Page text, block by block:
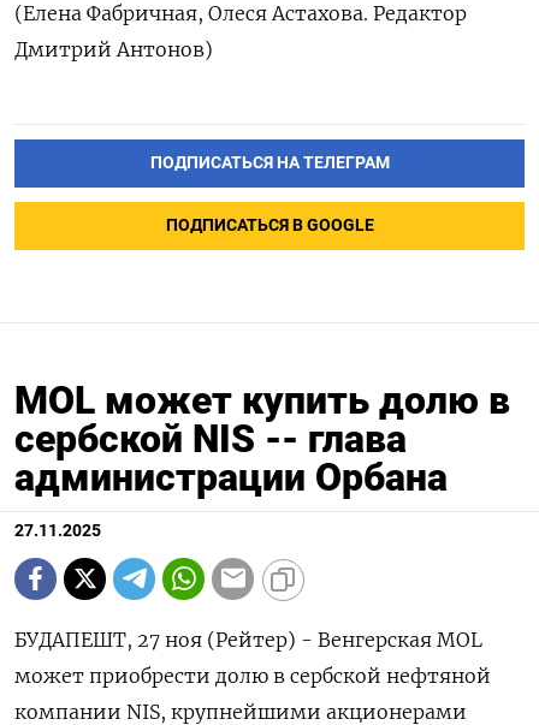
(Елена Фабричная, Олеся Астахова. Редактор
Дмитрий Антонов)
ПОДПИСАТЬСЯ НА ТЕЛЕГРАМ
ПОДПИСАТЬСЯ В GOOGLE
MOL может купить долю в
сербской NIS -- глава
администрации Орбана
27.11.2025
БУДАПЕШТ, 27 ноя (Рейтер) - Венгерская MOL
может приобрести долю в сербской нефтяной
компании NIS, крупнейшими акционерами